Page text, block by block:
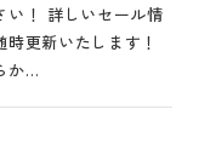
い！ 詳しいセール情
更新いたします！
か…